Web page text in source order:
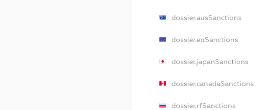
dossier.ausSanctions
dossier.euSanctions
dossier.japanSanctions
dossier.canadaSanctions
dossier.rfSanctions